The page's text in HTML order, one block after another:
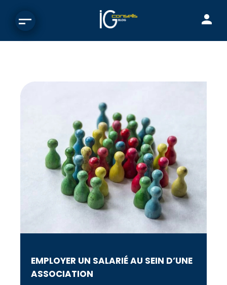
EMPLOYER UN SALARIÉ AU SEIN D’UNE
ASSOCIATION